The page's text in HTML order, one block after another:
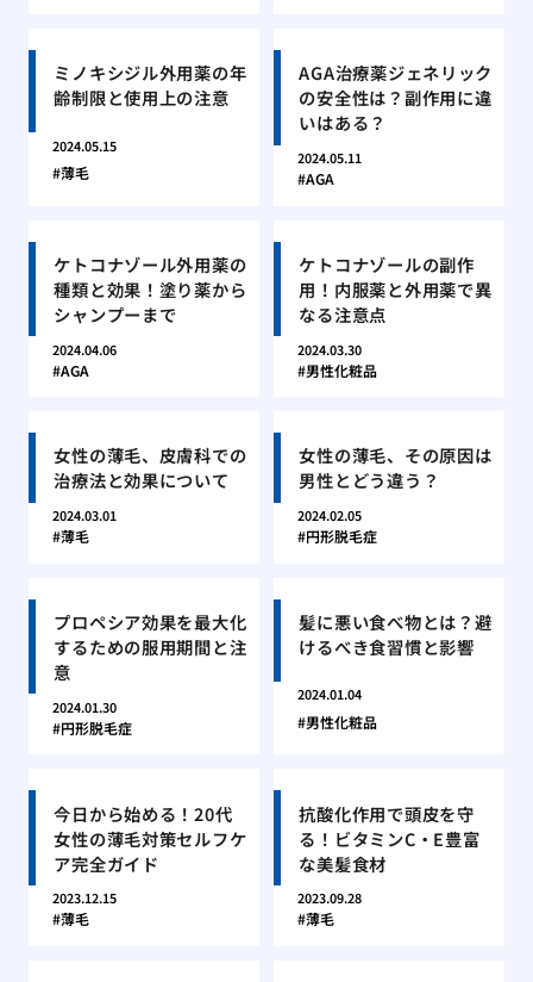
ミノキシジル外用薬の年
齢制限と使用上の注意
2024.05.15
薄毛
AGA治療薬ジェネリック
の安全性は？副作用に違
いはある？
2024.05.11
AGA
ケトコナゾール外用薬の
種類と効果！塗り薬から
シャンプーまで
2024.04.06
AGA
ケトコナゾールの副作
用！内服薬と外用薬で異
なる注意点
2024.03.30
男性化粧品
女性の薄毛、皮膚科での
治療法と効果について
2024.03.01
薄毛
女性の薄毛、その原因は
男性とどう違う？
2024.02.05
円形脱毛症
プロペシア効果を最大化
するための服用期間と注
意
2024.01.30
円形脱毛症
髪に悪い食べ物とは？避
けるべき食習慣と影響
2024.01.04
男性化粧品
今日から始める！20代
女性の薄毛対策セルフケ
ア完全ガイド
2023.12.15
薄毛
抗酸化作用で頭皮を守
る！ビタミンC・E豊富
な美髪食材
2023.09.28
薄毛